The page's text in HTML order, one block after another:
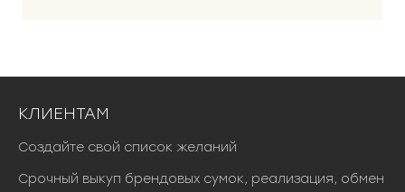
КЛИЕНТАМ
Создайте свой список желаний
Срочный выкуп брендовых сумок, реализация, обмен